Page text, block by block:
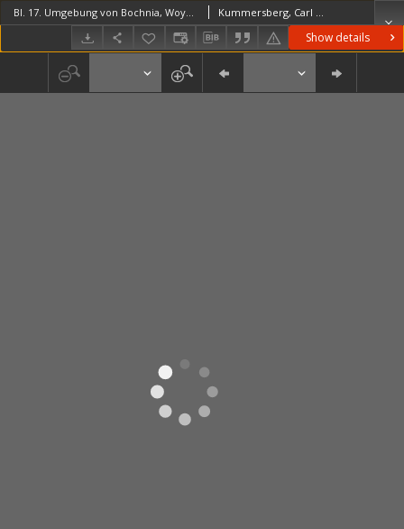
Show details
Bl. 17. Umgebung von Bochnia, Woynicz, Limanowa und Zbyszyce Kummersberg, Carl von (1797–1877)